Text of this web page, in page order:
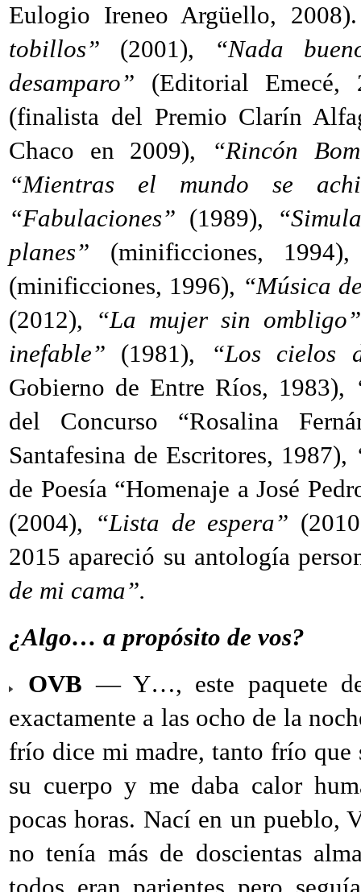
Eulogio Ireneo Argüello,
tobillos” (2001),
“Nada
desamparo” (Editorial
(finalista del Premio Clarín
Chaco en 2009),
“Rincón
“Mientras el mundo se
“Fabulaciones” (1989),
planes” (minificciones,
(minificciones, 1996), “Música
(2012),
“La mujer sin ombligo”
inefable” (1981),
“Los cielos
Gobierno de Entre Ríos, 1983),
del Concurso “Rosalina
Santafesina de Escritores, 1987),
de Poesía “Homenaje a José
(2004), “Lista de espera”
2015 apareció su antología
de mi cama”.
¿Algo… a propósito de vos?
OVB — Y…, este paquete
exactamente a las ocho de la
frío dice mi madre, tanto frío que
su cuerpo y me daba calor
pocas horas. Nací en un pueblo,
no tenía más de doscientas